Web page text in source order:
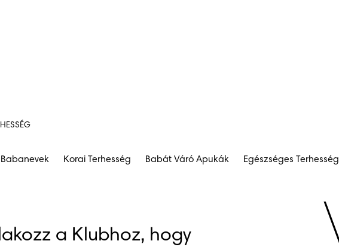
Babanevek Korai Terhesség Babát Váró Apukák Egészséges Terhesség
a Klubhoz, hogy